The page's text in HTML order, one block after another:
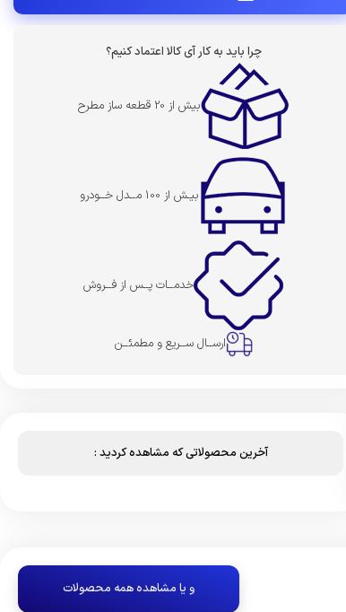
چرا باید به کار آی کالا اعتماد کنیم؟
بیش از 20 قطعه ساز مطرح
بیـش از 100 مــدل خــودرو
خدمــات پــس از فــروش
ارســال ســریع و مطمئــن
آخرین محصولاتی که مشاهده کردید :
و یا مشاهده همه محصولات